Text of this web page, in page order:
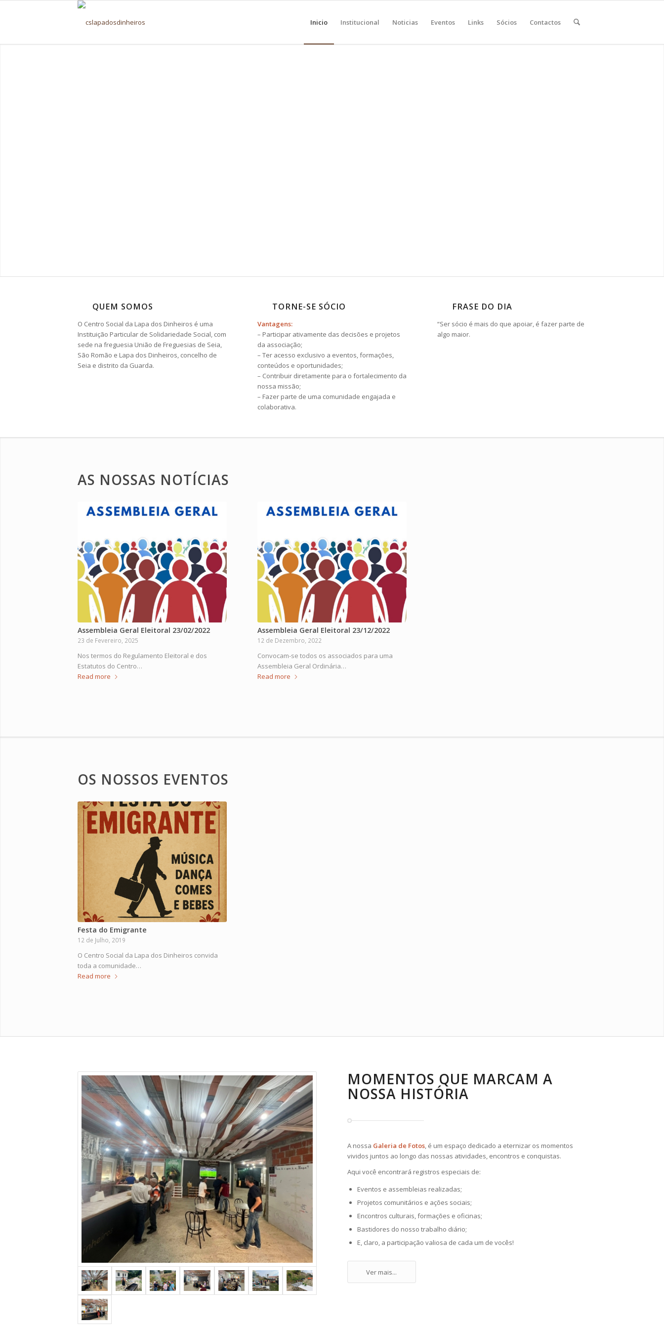
Inicio Institucional Noticias Eventos Links Sócios Contactos
QUEM SOMOS
O Centro Social da Lapa dos Dinheiros é uma
Instituição Particular de Solidariedade Social, com
sede na freguesia União de Freguesias de Seia,
São Romão e Lapa dos Dinheiros, concelho de
Seia e distrito da Guarda.
TORNE-SE SÓCIO
Vantagens:
– Participar ativamente das decisões e projetos
da associação;
– Ter acesso exclusivo a eventos, formações,
conteúdos e oportunidades;
– Contribuir diretamente para o fortalecimento da
nossa missão;
– Fazer parte de uma comunidade engajada e
colaborativa.
FRASE DO DIA
“Ser sócio é mais do que apoiar, é fazer parte de
algo maior.
AS NOSSAS NOTÍCIAS
Assembleia Geral Eleitoral 23/02/2022
23 de Fevereiro, 2025
Nos termos do Regulamento Eleitoral e dos
Estatutos do Centro…
Read more
Assembleia Geral Eleitoral 23/12/2022
12 de Dezembro, 2022
Convocam-se todos os associados para uma
Assembleia Geral Ordinária…
Read more
OS NOSSOS EVENTOS
Festa do Emigrante
12 de Julho, 2019
O Centro Social da Lapa dos Dinheiros convida
toda a comunidade…
Read more
MOMENTOS QUE MARCAM A
NOSSA HISTÓRIA
A nossa Galeria de Fotos, é um espaço dedicado a eternizar os momentos
vividos juntos ao longo das nossas atividades, encontros e conquistas.
Aqui você encontrará registros especiais de:
Eventos e assembleias realizadas;
Projetos comunitários e ações sociais;
Encontros culturais, formações e oficinas;
Bastidores do nosso trabalho diário;
E, claro, a participação valiosa de cada um de vocês!
Ver mais...